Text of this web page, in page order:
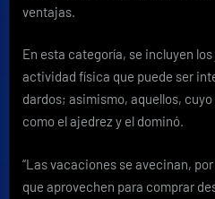
ventajas.
En esta categoría, se incluyen
actividad física que puede ser
dardos; asimismo, aquellos,
como el ajedrez y el dominó.
“Las vacaciones se avecinan,
que aprovechen para comprar